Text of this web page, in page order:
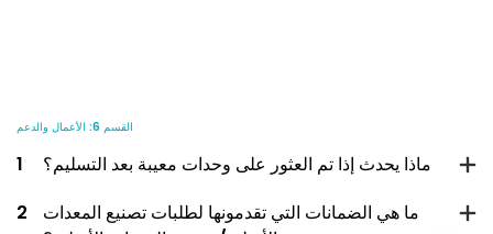
القسم 6: الأعمال والدعم
1
ماذا يحدث إذا تم العثور على وحدات معيبة بعد التسليم؟
2
ما هي الضمانات التي تقدمونها لطلبات تصنيع المعدات